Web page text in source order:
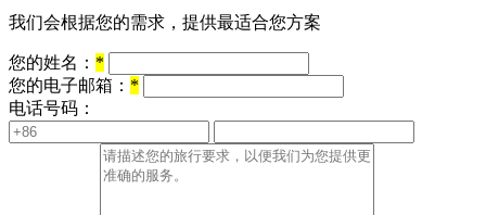
我们会根据您的需求，提供最适合您方案
您的姓名： *
您的电子邮箱： *
电话号码：